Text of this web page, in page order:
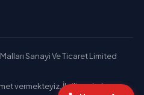
Sanayi Ve Ticaret Limited
vermekteyiz. İlgili markaların